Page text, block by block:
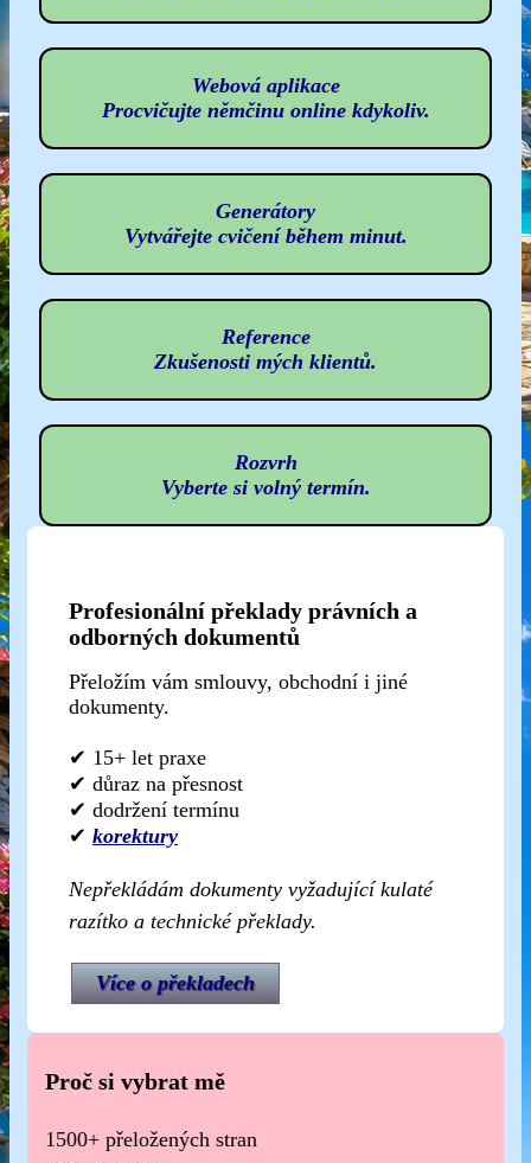
Webová aplikace
Procvičujte němčinu online kdykoliv.
Generátory
Vytvářejte cvičení během minut.
Reference
Zkušenosti mých klientů.
Rozvrh
Vyberte si volný termín.
Profesionální překlady právních a
odborných dokumentů
Přeložím vám smlouvy, obchodní i jiné
dokumenty.
✔ 15+ let praxe
✔ důraz na přesnost
✔ dodržení termínu
✔ korektury
Nepřekládám dokumenty vyžadující kulaté
razítko a technické překlady.
Více o překladech
Proč si vybrat mě
1500+ přeložených stran